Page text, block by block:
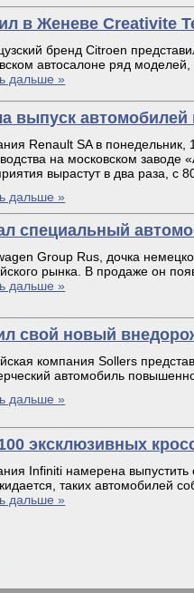
в Женеве Creativite
бренд Citroen
автосалоне ряд
дальше »
выпуск
Renault SA в понедельник,
на московском заводе
вырастут в два раза, с
дальше »
специальный
Group Rus, дочка
рынка. В продаже он
дальше »
свой новый
компания Sollers
автомобиль
дальше »
эксклюзивных
Infiniti намерена
таких автомобилей
дальше »